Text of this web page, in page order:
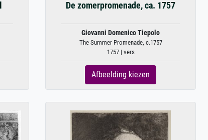
De zomerpromenade, ca. 1757
Giovanni Domenico Tiepolo
The Summer Promenade, c.1757
1757 | vers
Afbeelding kiezen